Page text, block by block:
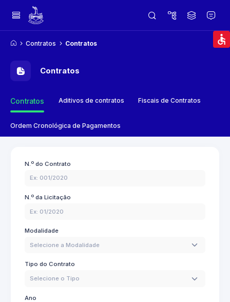
Contratos Contratos
Contratos
Contratos Aditivos de contratos Fiscais de Contratos
Ordem Cronológica de Pagamentos
N.º do Contrato
N.º da Licitação
Modalidade
Selecione a Modalidade
Tipo do Contrato
Selecione o Tipo
Ano